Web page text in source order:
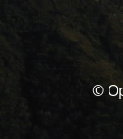
©